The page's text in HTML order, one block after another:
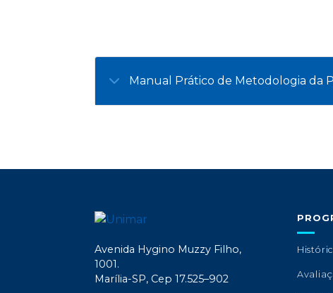
Manual Prático de Metodologia da
Avenida Hygino Muzzy Filho,
1001.
Marília-SP, Cep 17.525–902